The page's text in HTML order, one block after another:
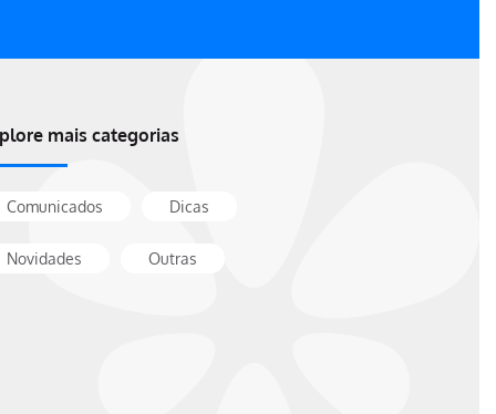
mais categorias
Comunicados Dicas
Novidades Outras